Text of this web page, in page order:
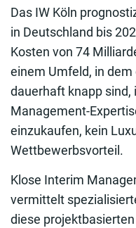
Das IW Köln
in Deutschland bis
Kosten von 74
einem Umfeld, in
dauerhaft knapp sind,
Management-
einzukaufen, kein
Wettbewerbsvorteil.
Klose Interim
vermittelt
diese